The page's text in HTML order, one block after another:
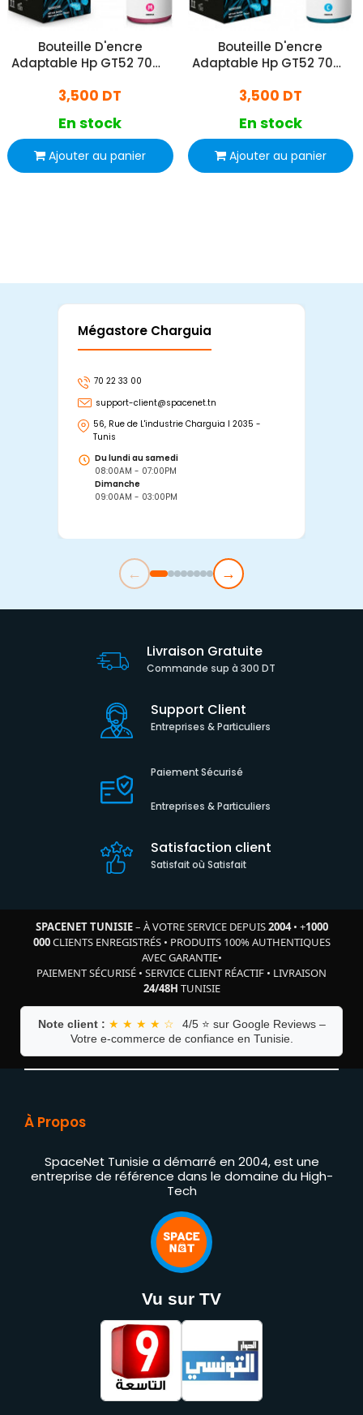
Bouteille D'encre
Adaptable Hp GT52 70ml
3,500 DT
En stock
Ajouter au panier
Bouteille D'encre
Adaptable Hp GT52 70ml
3,500 DT
En stock
Ajouter au panier
Mégastore Charguia
70 22 33 00
support-client@spacenet.tn
56, Rue de L'industrie Charguia I 2035 -
Tunis
Du lundi au samedi
08:00AM - 07:00PM
Dimanche
09:00AM - 03:00PM
← →
Livraison Gratuite
Commande sup à 300 DT
Support Client
Entreprises & Particuliers
Paiement Sécurisé
Entreprises & Particuliers
Satisfaction client
Satisfait où Satisfait
SPACENET TUNISIE– À VOTRE SERVICE DEPUIS2004• +1000
000CLIENTS ENREGISTRÉS• PRODUITS 100% AUTHENTIQUES
AVEC GARANTIE•
PAIEMENT SÉCURISÉ • SERVICE CLIENT RÉACTIF • LIVRAISON
24/48H TUNISIE
Note client : ★ ★ ★ ★ ☆
4/5 ⭐ sur Google Reviews –
Votre e-commerce de confiance en Tunisie.
À Propos
SpaceNet Tunisie a démarré en 2004, est une
entreprise de référence dans le domaine du High-
Tech
Vu sur TV